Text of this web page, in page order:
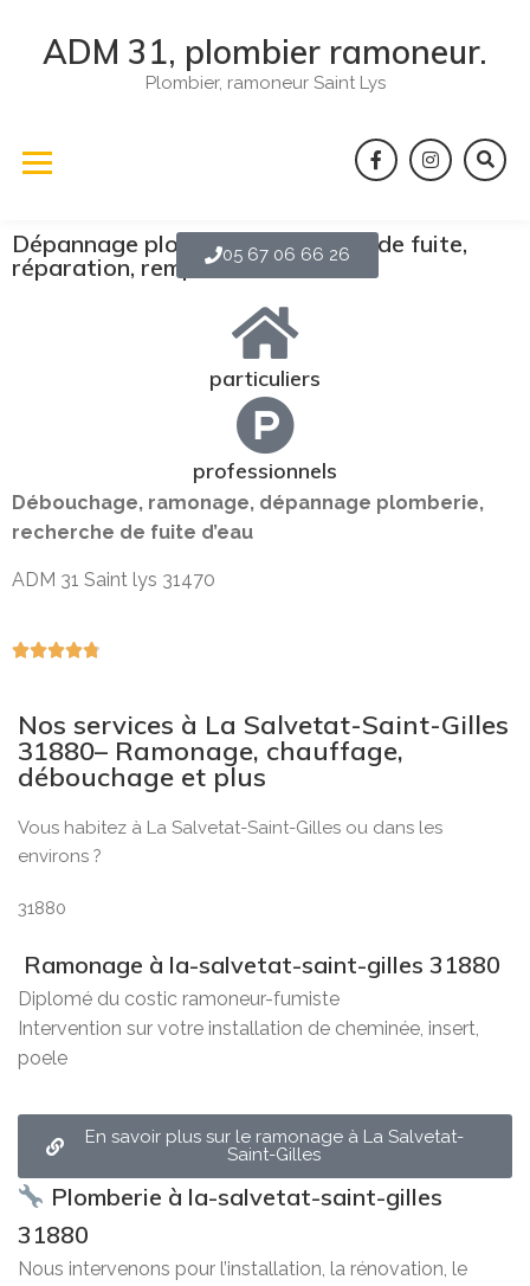
ADM 31, plombier ramoneur.
Plombier, ramoneur Saint Lys
Dépannage plomberie, recherche de fuite,
réparation, remplacement ...
particuliers
professionnels
Débouchage, ramonage, dépannage plomberie,
recherche de fuite d’eau
ADM 31 Saint lys 31470

05 67 06 66 26
Nos services à La Salvetat-Saint-Gilles
31880– Ramonage, chauffage,
débouchage et plus
Vous habitez à La Salvetat-Saint-Gilles ou dans les
environs ?
31880
Ramonage à la-salvetat-saint-gilles 31880
Diplomé du costic ramoneur-fumiste
Intervention sur votre installation de cheminée, insert,
poele
En savoir plus sur le ramonage à La Salvetat-
Saint-Gilles
Plomberie à la-salvetat-saint-gilles
31880
Nous intervenons pour l’installation, la rénovation, le